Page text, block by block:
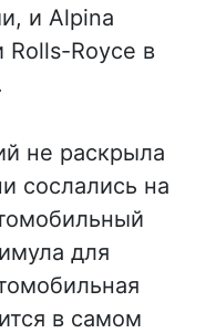
и Alpina
Rolls-Royce в
не раскрыла
сослались на
для
в самом